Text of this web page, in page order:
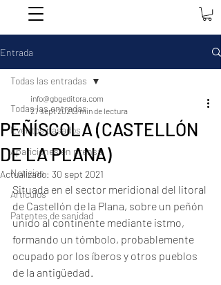
Entrada
Todas las entradas
Eventos pasados
Apariciones en prensa
Noticias
Artículos
Patentes de sanidad
Todas las entradas
PEÑÍSCOLA (CASTELLÓN
DE LA PLANA)
info@gbgeditora.com
27 sept 20213 min de lectura
Actualizado: 30 sept 2021
Situada en el sector meridional del litoral
de Castellón de la Plana, sobre un peñón
unido al continente mediante istmo,
formando un tómbolo, probablemente
ocupado por los íberos y otros pueblos
de la antigüedad.